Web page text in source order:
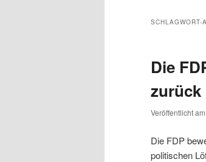
wechseln
SCHLAGWORT-
Die
zurück
Veröffentlicht am
Die FDP
politischen